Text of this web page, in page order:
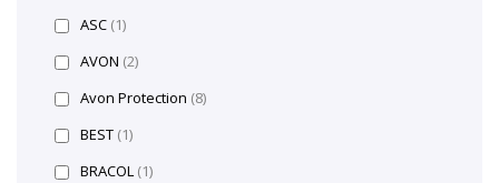
ASC (1)
AVON (2)
Avon Protection (8)
BEST (1)
BRACOL (1)